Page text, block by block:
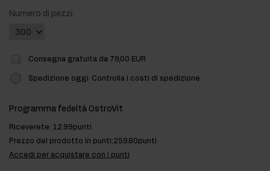
Numero di pezzi:
Consegna gratuita da 79,00 EUR
Spedizione oggi Controlla i costi di spedizione
Programma fedeltà OstroVit
Riceverete: 12.99punti
Prezzo del prodotto in punti:259.80punti
Accedi per acquistare con i punti